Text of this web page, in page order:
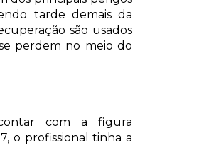
tarde demais da
são usados
perdem no meio do
com a figura
o profissional tinha a